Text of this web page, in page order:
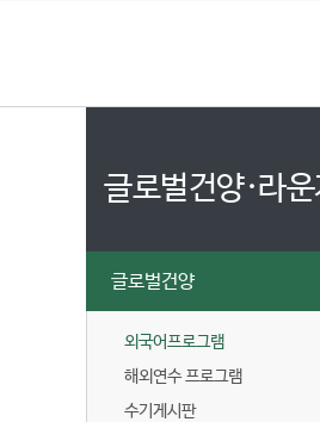
글로벌건양·라운
글로벌건양
외국어프로그램
해외연수 프로그램
수기게시판
이
로